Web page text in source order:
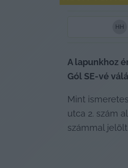
HH
A lapunkhoz
Gól SE-vé
Mint
utca 2. szám
számmal